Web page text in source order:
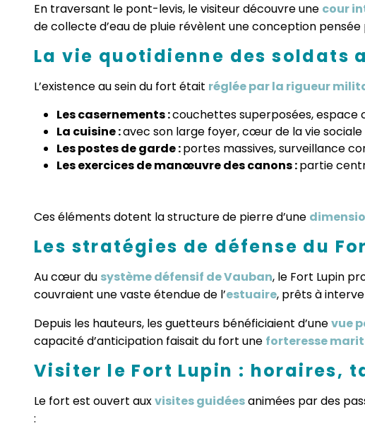
En traversant le pont-levis, le visiteur découvre une cour
de collecte d’eau de pluie révèlent une conception
La vie quotidienne des soldats
L’existence au sein du fort était réglée par la rigueur
Les casernements :couchettes superposées,
La cuisine :avec son large foyer, cœur de la vie
Les postes de garde :portes massives, surveillance
Les exercices de manœuvre des canons :partie
Ces éléments dotent la structure de pierre d’une
Les stratégies de défense du
Au cœur du système défensif de Vauban, le Fort Lupin
couvraient une vaste étendue de l’estuaire, prêts à
Depuis les hauteurs, les guetteurs bénéficiaient d’unevue
capacité d’anticipation faisait du fort une forteresse
Visiter le Fort Lupin : horaires,
Le fort est ouvert auxvisites guidéesanimées par des
: